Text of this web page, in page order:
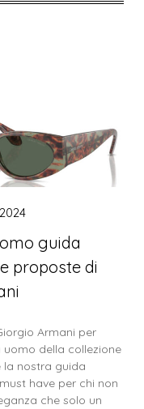
guida
proposte di
Armani per
uomo della collezione
la nostra guida
have per chi non
che solo un